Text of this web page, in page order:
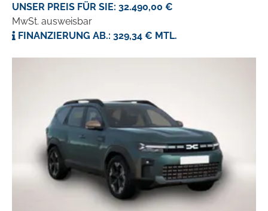
UNSER PREIS FÜR SIE: 32.490,00 €
MwSt. ausweisbar
FINANZIERUNG AB.: 329,34 € MTL.